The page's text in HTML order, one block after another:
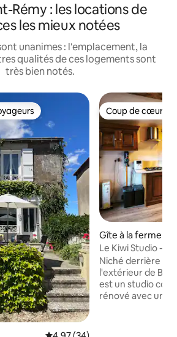
Rémy : les locations de
les mieux notées
unanimes : l'emplacement, la
qualités de ces logements sont
très bien notés.
parmi les plus aimésCoup de cœur
Coup de cœur
Gîte à la ferme ·
-Gartempe
Le Kiwi Studio -
confortable.
Niché derrière
l'extérieur de
est un studio
rénové avec un